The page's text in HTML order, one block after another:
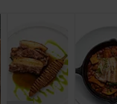
porc și
smântână
Cel mult 60 minute
purcel cu sos
de
Cel mult 60